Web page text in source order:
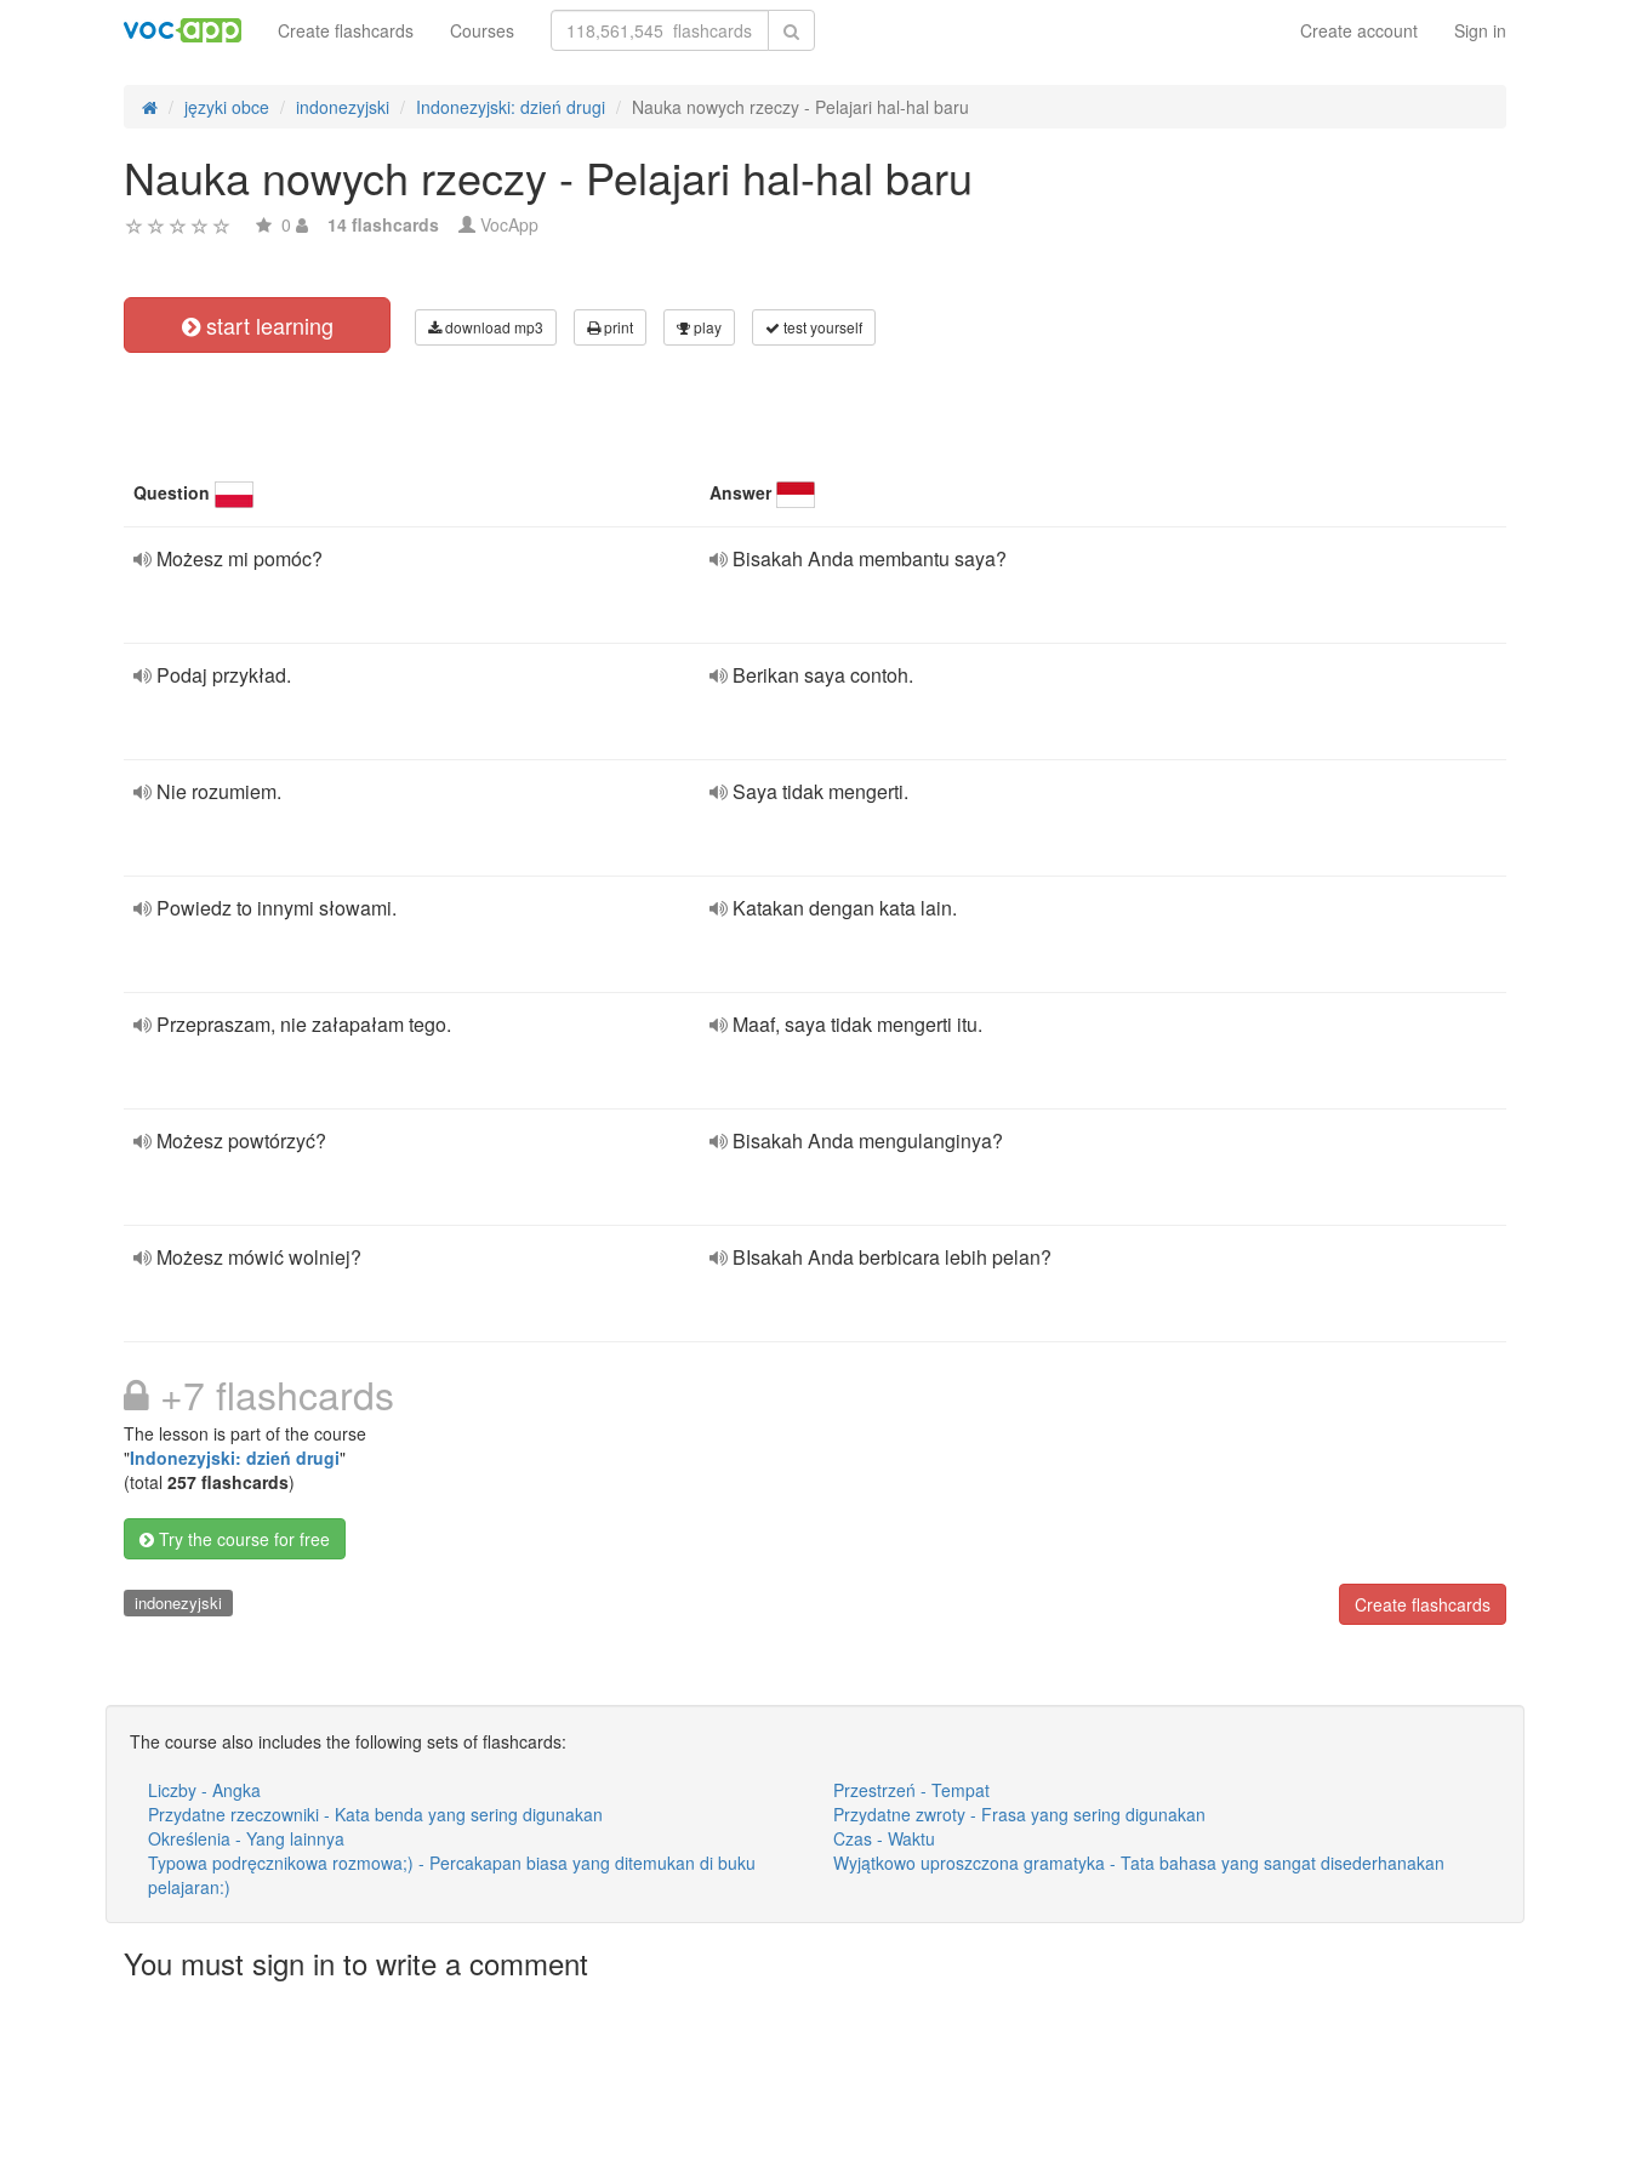
Create account Sign in
Create flashcards Courses
języki obce indonezyjski Indonezyjski: dzień drugi Nauka nowych rzeczy - Pelajari hal-hal baru
Nauka nowych rzeczy - Pelajari hal-hal baru
0 14 flashcards VocApp
start learning download mp3 print play test yourself
Question Answer
Możesz mi pomóc? Bisakah Anda membantu saya?
Podaj przykład. Berikan saya contoh.
Nie rozumiem. Saya tidak mengerti.
Powiedz to innymi słowami. Katakan dengan kata lain.
Przepraszam, nie załapałam tego. Maaf, saya tidak mengerti itu.
Możesz powtórzyć? Bisakah Anda mengulanginya?
Możesz mówić wolniej? BIsakah Anda berbicara lebih pelan?
+7 flashcards
The lesson is part of the course
"Indonezyjski: dzień drugi"
(total 257 flashcards)
Try the course for free
Create flashcards
indonezyjski
The course also includes the following sets of flashcards:
Liczby - Angka
Przestrzeń - Tempat
Przydatne rzeczowniki - Kata benda yang sering digunakan
Przydatne zwroty - Frasa yang sering digunakan
Określenia - Yang lainnya
Czas - Waktu
Typowa podręcznikowa rozmowa;) - Percakapan biasa yang ditemukan di buku
pelajaran:)
Wyjątkowo uproszczona gramatyka - Tata bahasa yang sangat disederhanakan
You must sign in to write a comment